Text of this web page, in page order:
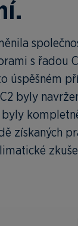
s řadou
úspěšném
byly
získaných